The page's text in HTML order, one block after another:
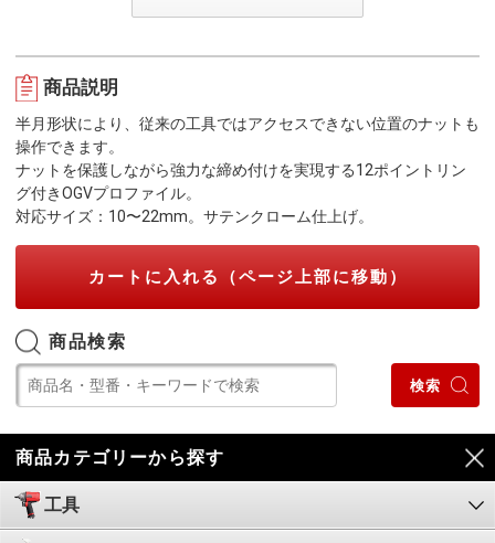
商品説明
半月形状により、従来の工具ではアクセスできない位置のナットも
操作できます。
ナットを保護しながら強力な締め付けを実現する12ポイントリン
グ付きOGVプロファイル。
対応サイズ：10〜22mm。サテンクローム仕上げ。
カートに入れる（ページ上部に移動）
商品検索
商品カテゴリーから探す
工具